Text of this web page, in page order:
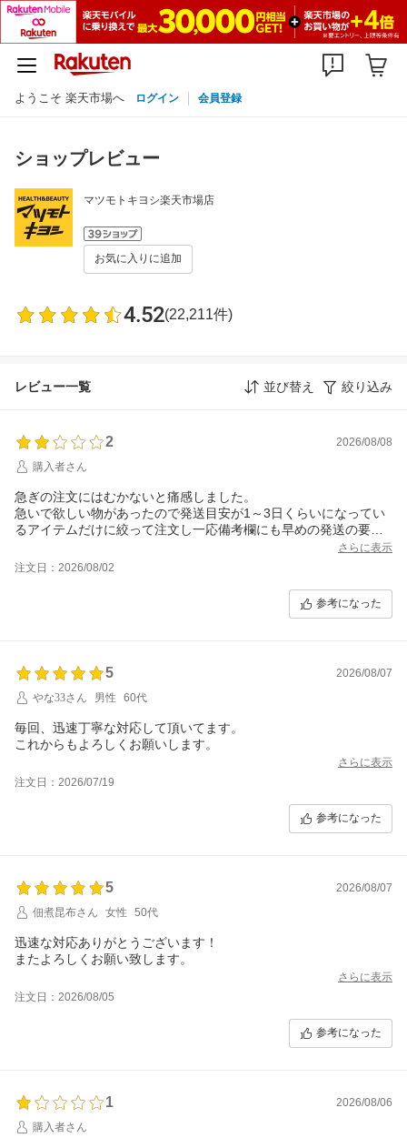
ようこそ 楽天市場へ ログイン 会員登録
ショップレビュー
マツモトキヨシ楽天市場店
お気に入りに追加
4.52(22,211件)
レビュー一覧 並び替え 絞り込み
2
2026/08/08
購入者さん
急ぎの注文にはむかないと痛感しました。
急いで欲しい物があったので発送目安が1～3日くらいになってい
るアイテムだけに絞って注文し一応備考欄にも早めの発送の要望
は記載しましたが、3日を過ぎても発送にならず問い合わせをした
ところ未だに何の返信すら入りません。
せめて遅くなるならメールの1本連絡があれば別ルートで用意出来
他の方のレビューにも似た感じのレビューが見受けられ、確かに
利用者の中には無理を言う人もいるかもしれませんが、本当に困
るのかもしれませんが、キチンと対応が出来ないのであればネッ
トショップを運営する資格は無いように感じます。
さらに表示
注文日：2026/08/02
参考になった
5
2026/08/07
やな33さん
男性 60代
毎回、迅速丁寧な対応して頂いてます。
これからもよろしくお願いします。
さらに表示
注文日：2026/07/19
参考になった
5
2026/08/07
佃煮昆布さん
女性 50代
迅速な対応ありがとうございます！
またよろしくお願い致します。
さらに表示
注文日：2026/08/05
参考になった
1
2026/08/06
購入者さん